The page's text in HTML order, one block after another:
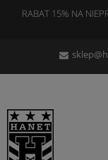
RABAT 15% NA